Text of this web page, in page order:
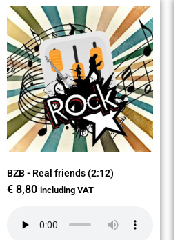
BZB - Real friends (2:12)
€8,80 including VAT